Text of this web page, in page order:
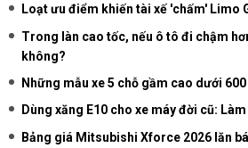
Loạt ưu điểm khiến tài xế 'chấm' Limo
Trong làn cao tốc, nếu ô tô đi chậm
không?
Những mẫu xe 5 chỗ gầm cao dưới
Dùng xăng E10 cho xe máy đời cũ:
Bảng giá Mitsubishi Xforce 2026 lăn